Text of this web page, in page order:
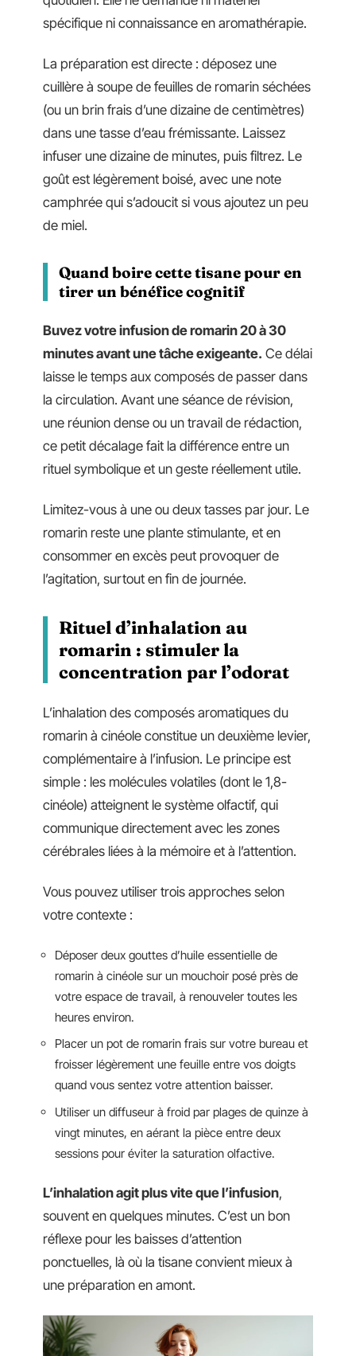
spécifique ni connaissance en aromathérapie.
La préparation est directe : déposez une
cuillère à soupe de feuilles de romarin séchées
(ou un brin frais d’une dizaine de centimètres)
dans une tasse d’eau frémissante. Laissez
infuser une dizaine de minutes, puis filtrez. Le
goût est légèrement boisé, avec une note
camphrée qui s’adoucit si vous ajoutez un peu
de miel.
Quand boire cette tisane pour en
tirer un bénéfice cognitif
Buvez votre infusion de romarin 20 à 30
minutes avant une tâche exigeante. Ce délai
laisse le temps aux composés de passer dans
la circulation. Avant une séance de révision,
une réunion dense ou un travail de rédaction,
ce petit décalage fait la différence entre un
rituel symbolique et un geste réellement utile.
Limitez-vous à une ou deux tasses par jour. Le
romarin reste une plante stimulante, et en
consommer en excès peut provoquer de
l’agitation, surtout en fin de journée.
Rituel d’inhalation au
romarin : stimuler la
concentration par l’odorat
L’inhalation des composés aromatiques du
romarin à cinéole constitue un deuxième levier,
complémentaire à l’infusion. Le principe est
simple : les molécules volatiles (dont le 1,8-
cinéole) atteignent le système olfactif, qui
communique directement avec les zones
cérébrales liées à la mémoire et à l’attention.
Vous pouvez utiliser trois approches selon
votre contexte :
Déposer deux gouttes d’huile essentielle de
romarin à cinéole sur un mouchoir posé près de
votre espace de travail, à renouveler toutes les
heures environ.
Placer un pot de romarin frais sur votre bureau et
froisser légèrement une feuille entre vos doigts
quand vous sentez votre attention baisser.
Utiliser un diffuseur à froid par plages de quinze à
vingt minutes, en aérant la pièce entre deux
sessions pour éviter la saturation olfactive.
L’inhalation agit plus vite que l’infusion,
souvent en quelques minutes. C’est un bon
réflexe pour les baisses d’attention
ponctuelles, là où la tisane convient mieux à
une préparation en amont.